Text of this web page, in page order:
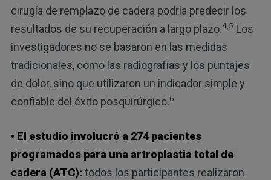
cirugía de remplazo de cadera podría predecir los
resultados de su recuperación a largo plazo.4,5 Los
investigadores no se basaron en las medidas
tradicionales, como las radiografías y los puntajes
de dolor, sino que utilizaron un indicador simple y
confiable del éxito posquirúrgico.6
• El estudio involucró a 274 pacientes
programados para una artroplastia total de
cadera (ATC): todos los participantes realizaron